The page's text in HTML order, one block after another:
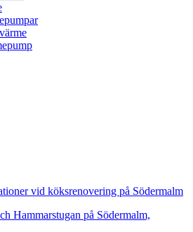
vid köksrenovering på Södermalm
Hammarstugan på Södermalm,